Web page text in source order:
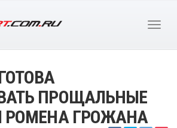
ГОТОВА
ПРОЩАЛЬНЫЕ
РОМЕНА ГРОЖАНА